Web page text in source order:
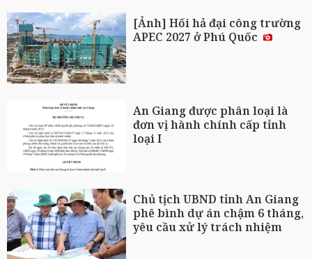
[Ảnh] Hối hả đại công trường
APEC 2027 ở Phú Quốc
An Giang được phân loại là
đơn vị hành chính cấp tỉnh
loại I
Chủ tịch UBND tỉnh An Giang
phê bình dự án chậm 6 tháng,
yêu cầu xử lý trách nhiệm